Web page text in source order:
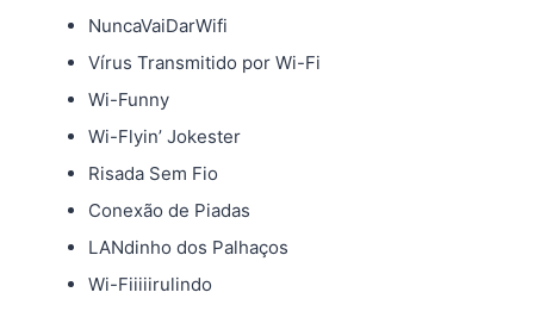
NuncaVaiDarWifi
Vírus Transmitido por Wi-Fi
Wi-Funny
Wi-Flyin’ Jokester
Risada Sem Fio
Conexão de Piadas
LANdinho dos Palhaços
Wi-Fiiiiirulindo